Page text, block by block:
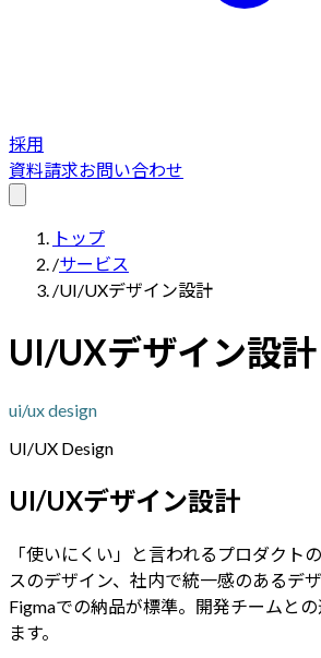
採用
資料請求お問い合わせ
トップ
/サービス
/UI/UXデザイン設計
UI/UXデザイン設計
ui/ux design
UI/UX Design
UI/UXデザイン設計
「使いにくい」と言われるプロダクト
スのデザイン、社内で統一感のあるデ
Figmaでの納品が標準。開発チームと
ます。